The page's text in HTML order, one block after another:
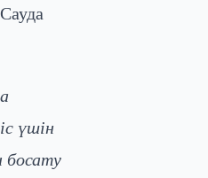
үшін
босату